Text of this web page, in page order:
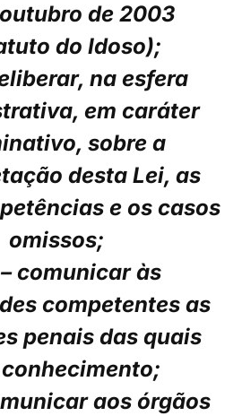
outubro de 2003
do Idoso);
na esfera
em caráter
sobre a
desta Lei, as
e os casos
omissos;
comunicar às
competentes as
penais das quais
aos órgãos